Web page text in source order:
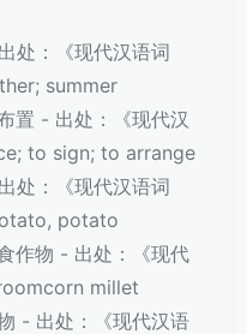
处：《现代汉语词
summer
置 - 出处：《现代汉
to sign; to arrange
处：《现代汉语词
potato
作物 - 出处：《现代
millet
- 出处：《现代汉语